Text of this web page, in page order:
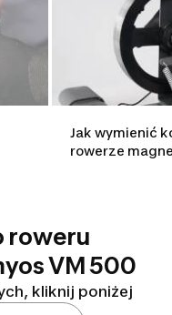
Jak wymienić
rowerze
roweru
VM 500
kliknij poniżej